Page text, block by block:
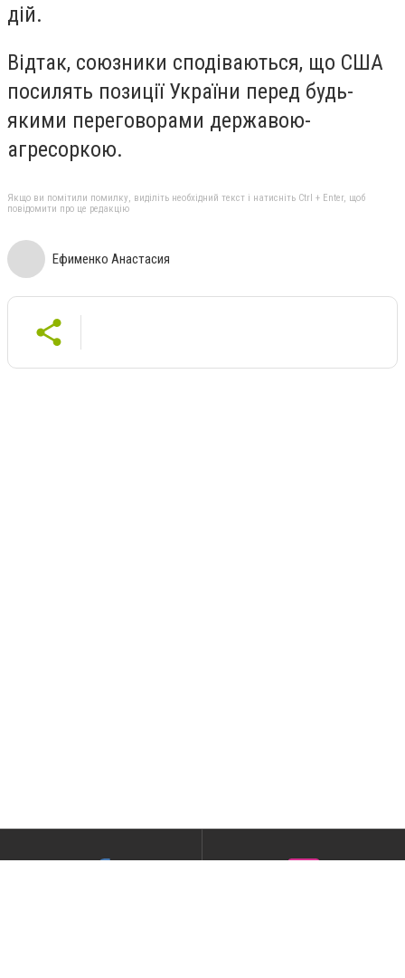
дій.
Відтак, союзники сподіваються, що США
посилять позиції України перед будь-
якими переговорами державою-
агресоркою.
Якщо ви помітили помилку, виділіть необхідний текст і натисніть Ctrl + Enter, щоб
повідомити про це редакцію
Ефименко Анастасия